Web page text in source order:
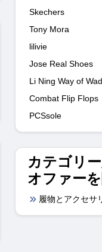
Skechers
Tony Mora
lilivie
Jose Real Shoes
Li Ning Way of
Combat Flip Flops
PCSsole
カテゴリ
オファー
履物とアクセサ